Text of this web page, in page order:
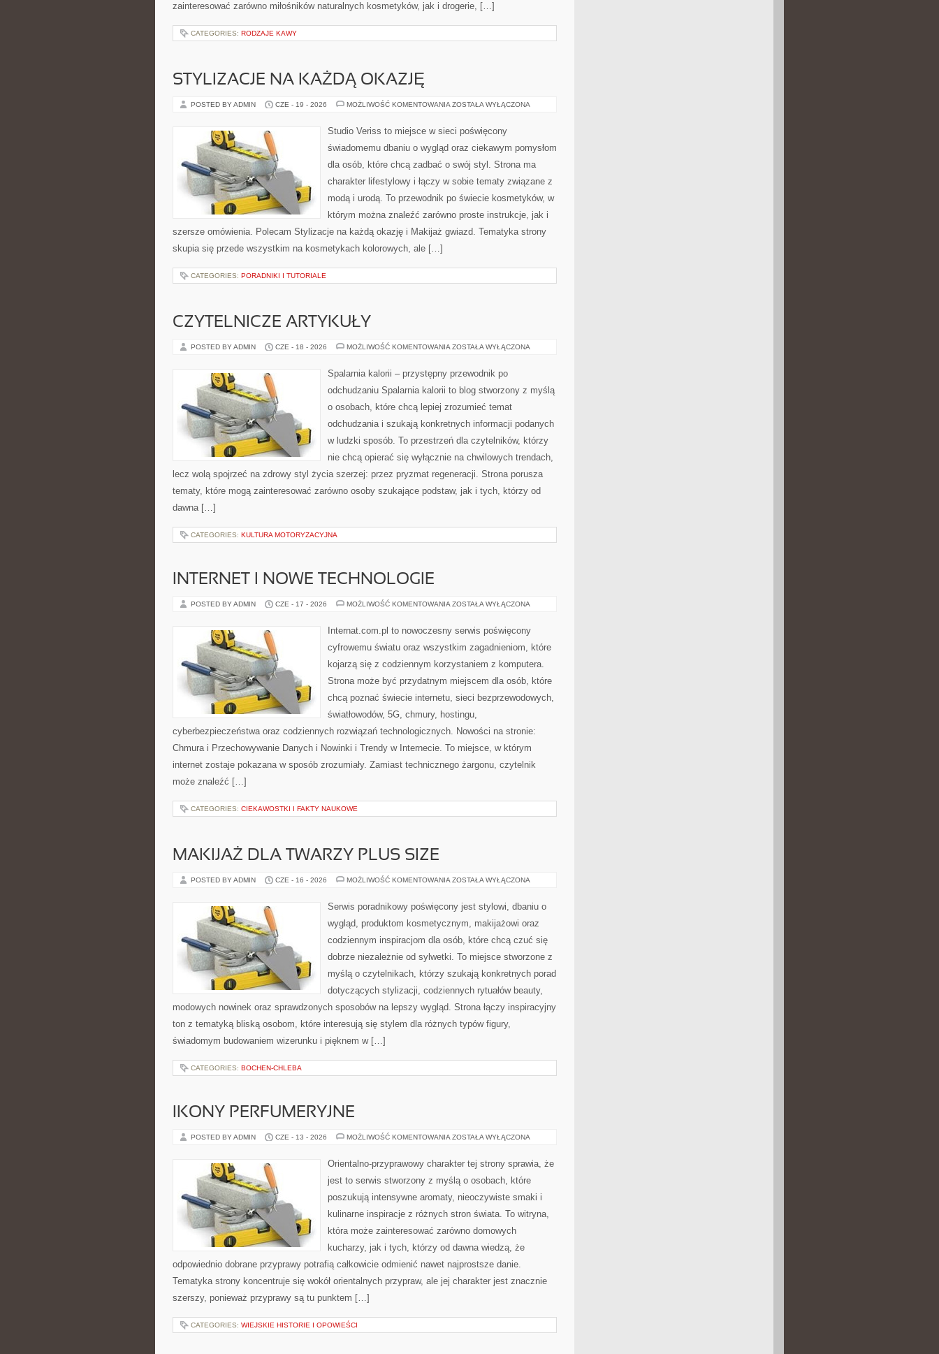
zainteresować zarówno miłośników naturalnych kosmetyków, jak i drogerie, […]
CATEGORIES: RODZAJE KAWY
STYLIZACJE NA KAŻDĄ OKAZJĘ
POSTED BY ADMIN CZE - 19 - 2026 MOŻLIWOŚĆ KOMENTOWANIA STYLIZACJE
OKAZJĘ
ZOSTAŁA WYŁĄCZONA
Studio Veriss to miejsce w sieci poświęcony
świadomemu dbaniu o wygląd oraz ciekawym pomysłom
dla osób, które chcą zadbać o swój styl. Strona ma
charakter lifestylowy i łączy w sobie tematy związane z
modą i urodą. To przewodnik po świecie kosmetyków, w
którym można znaleźć zarówno proste instrukcje, jak i
szersze omówienia. Polecam Stylizacje na każdą okazję i Makijaż gwiazd. Tematyka strony
skupia się przede wszystkim na kosmetykach kolorowych, ale […]
CATEGORIES: PORADNIKI I TUTORIALE
CZYTELNICZE ARTYKUŁY
POSTED BY ADMIN CZE - 18 - 2026 MOŻLIWOŚĆ KOMENTOWANIA CZYTELNICZE
ZOSTAŁA WYŁĄCZONA
Spalarnia kalorii – przystępny przewodnik po
odchudzaniu Spalarnia kalorii to blog stworzony z myślą
o osobach, które chcą lepiej zrozumieć temat
odchudzania i szukają konkretnych informacji podanych
w ludzki sposób. To przestrzeń dla czytelników, którzy
nie chcą opierać się wyłącznie na chwilowych trendach,
lecz wolą spojrzeć na zdrowy styl życia szerzej: przez pryzmat regeneracji. Strona porusza
tematy, które mogą zainteresować zarówno osoby szukające podstaw, jak i tych, którzy od
dawna […]
CATEGORIES: KULTURA MOTORYZACYJNA
INTERNET I NOWE TECHNOLOGIE
POSTED BY ADMIN CZE - 17 - 2026 MOŻLIWOŚĆ KOMENTOWANIA INTERNET
TECHNOLOGIE
ZOSTAŁA WYŁĄCZONA
Internat.com.pl to nowoczesny serwis poświęcony
cyfrowemu światu oraz wszystkim zagadnieniom, które
kojarzą się z codziennym korzystaniem z komputera.
Strona może być przydatnym miejscem dla osób, które
chcą poznać świecie internetu, sieci bezprzewodowych,
światłowodów, 5G, chmury, hostingu,
cyberbezpieczeństwa oraz codziennych rozwiązań technologicznych. Nowości na stronie:
Chmura i Przechowywanie Danych i Nowinki i Trendy w Internecie. To miejsce, w którym
internet zostaje pokazana w sposób zrozumiały. Zamiast technicznego żargonu, czytelnik
może znaleźć […]
CATEGORIES: CIEKAWOSTKI I FAKTY NAUKOWE
MAKIJAŻ DLA TWARZY PLUS SIZE
POSTED BY ADMIN CZE - 16 - 2026 MOŻLIWOŚĆ KOMENTOWANIA MAKIJAŻ
PLUS
SIZE
ZOSTAŁA WYŁĄCZONA
Serwis poradnikowy poświęcony jest stylowi, dbaniu o
wygląd, produktom kosmetycznym, makijażowi oraz
codziennym inspiracjom dla osób, które chcą czuć się
dobrze niezależnie od sylwetki. To miejsce stworzone z
myślą o czytelnikach, którzy szukają konkretnych porad
dotyczących stylizacji, codziennych rytuałów beauty,
modowych nowinek oraz sprawdzonych sposobów na lepszy wygląd. Strona łączy inspiracyjny
ton z tematyką bliską osobom, które interesują się stylem dla różnych typów figury,
świadomym budowaniem wizerunku i pięknem w […]
CATEGORIES: BOCHEN-CHLEBA
IKONY PERFUMERYJNE
POSTED BY ADMIN CZE - 13 - 2026 MOŻLIWOŚĆ KOMENTOWANIA IKONY
ZOSTAŁA WYŁĄCZONA
Orientalno-przyprawowy charakter tej strony sprawia, że
jest to serwis stworzony z myślą o osobach, które
poszukują intensywne aromaty, nieoczywiste smaki i
kulinarne inspiracje z różnych stron świata. To witryna,
która może zainteresować zarówno domowych
kucharzy, jak i tych, którzy od dawna wiedzą, że
odpowiednio dobrane przyprawy potrafią całkowicie odmienić nawet najprostsze danie.
Tematyka strony koncentruje się wokół orientalnych przypraw, ale jej charakter jest znacznie
szerszy, ponieważ przyprawy są tu punktem […]
CATEGORIES: WIEJSKIE HISTORIE I OPOWIEŚCI